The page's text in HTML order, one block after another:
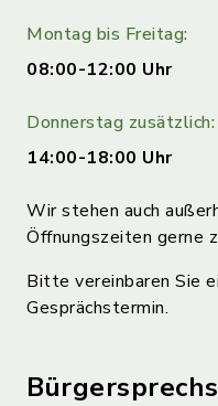
Montag bis Freitag:
08:00-12:00 Uhr
Donnerstag zusätzlich:
14:00-18:00 Uhr
Wir stehen auch
Öffnungszeiten gerne
Bitte vereinbaren Sie
Gesprächstermin.